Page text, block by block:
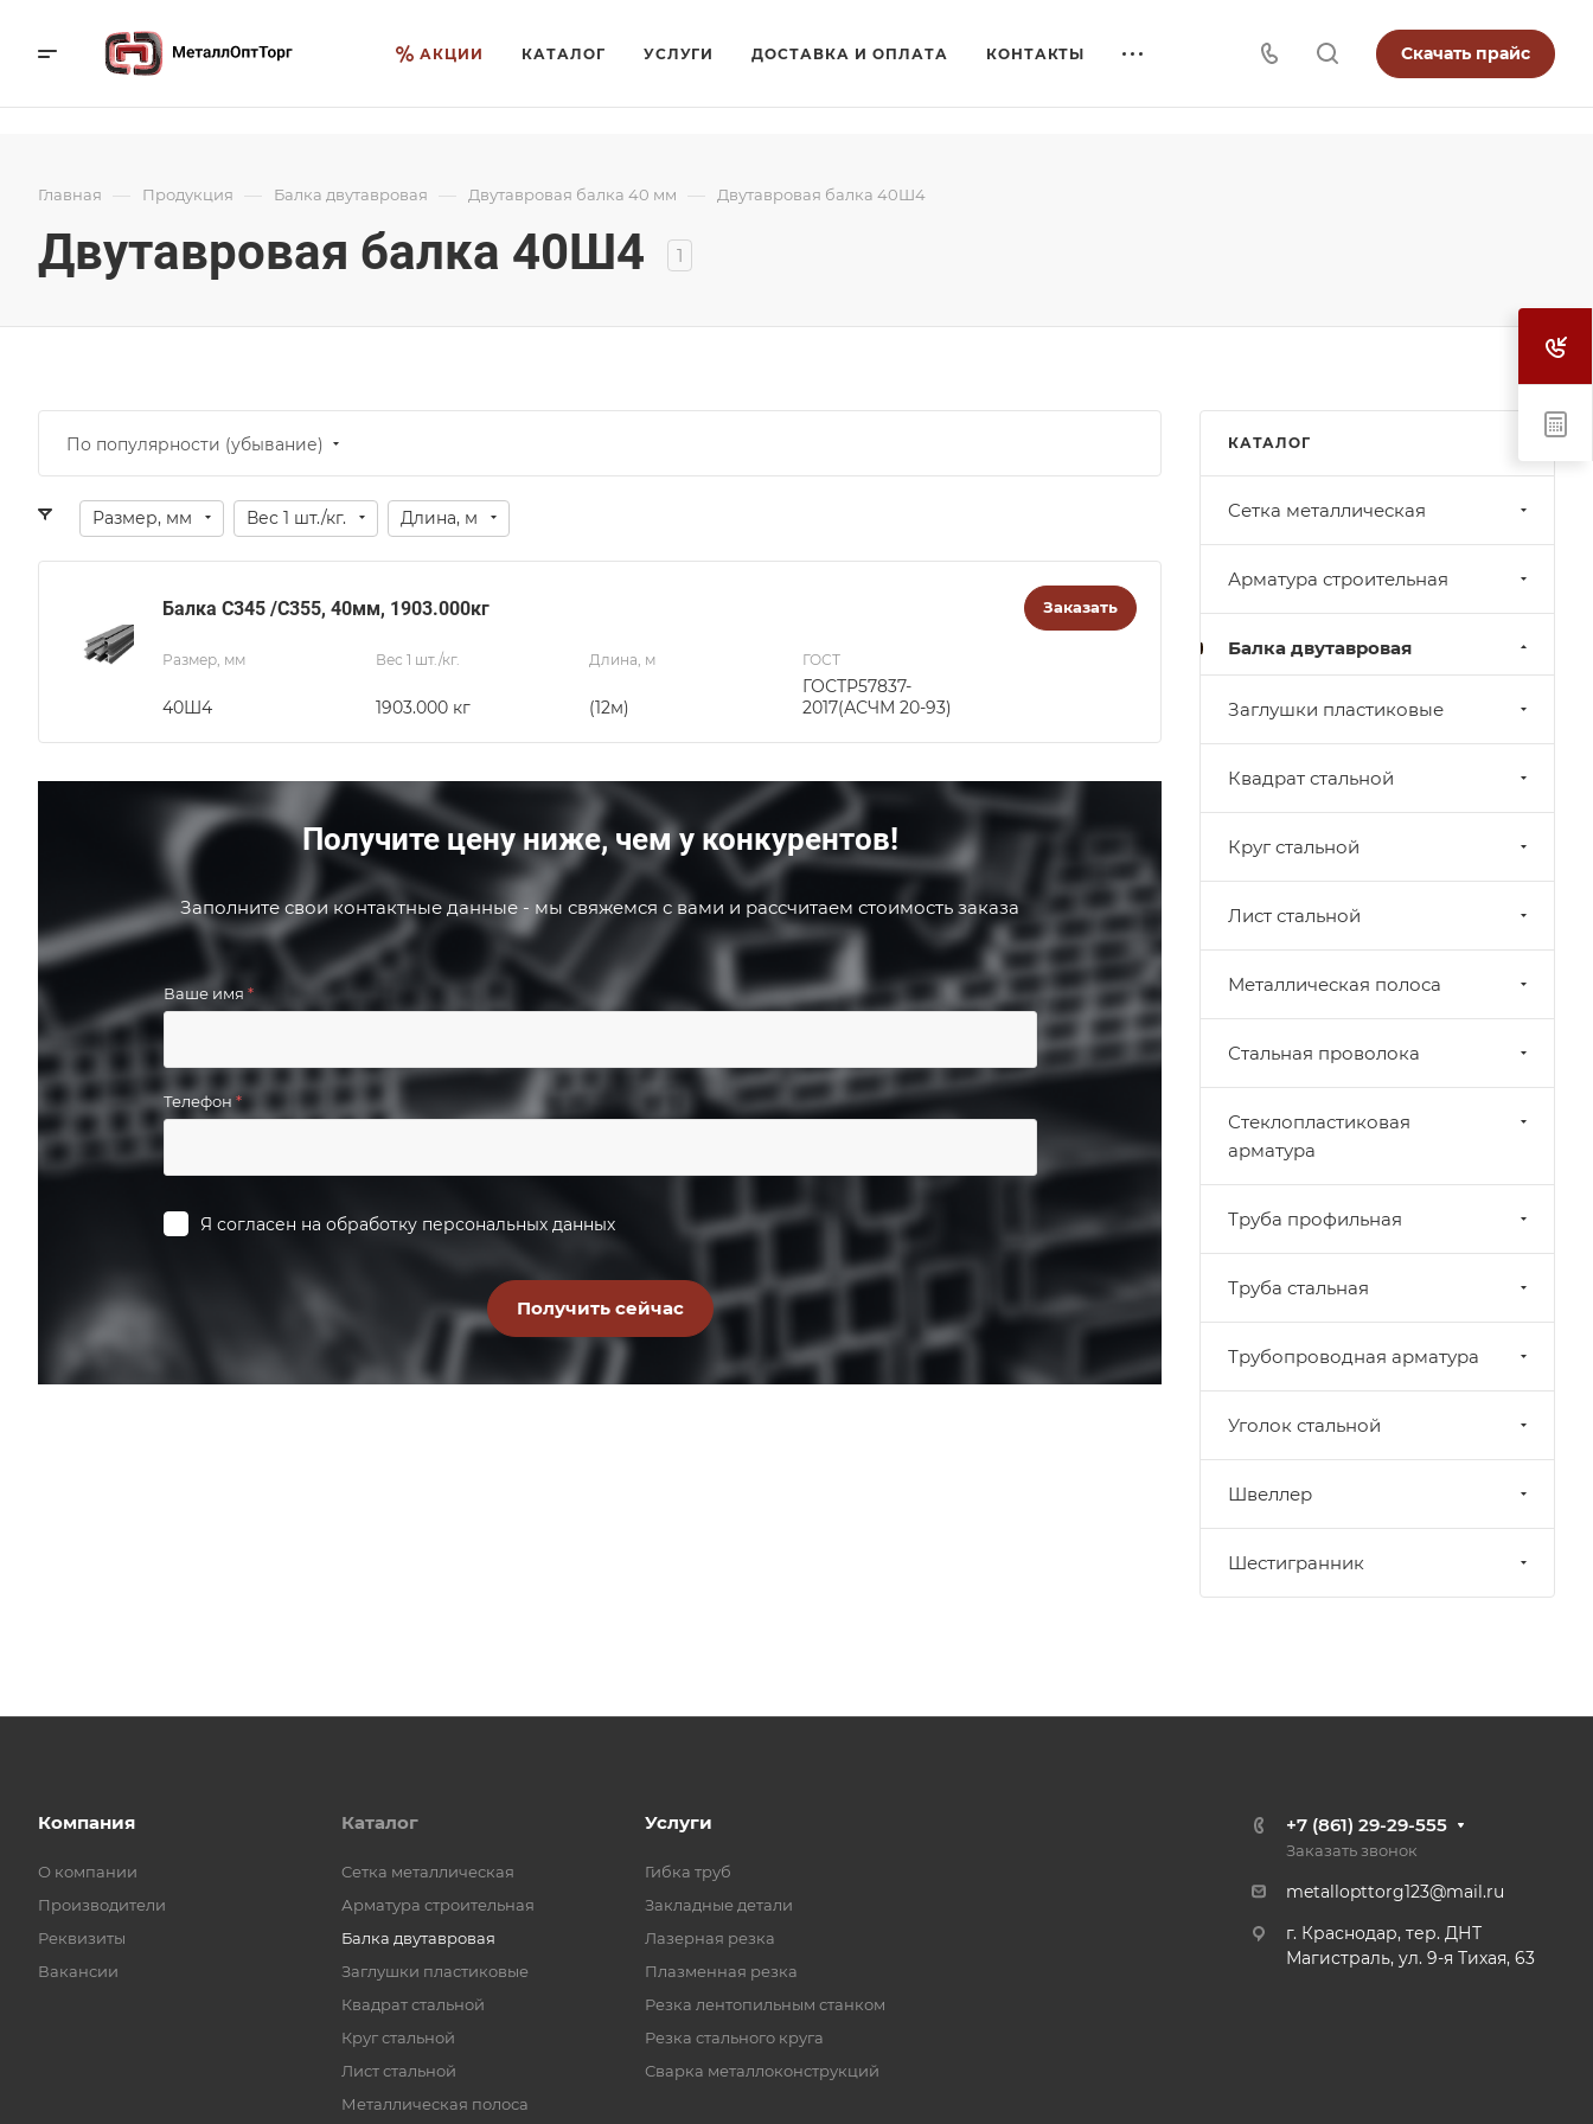
АКЦИИ КАТАЛОГ УСЛУГИ ДОСТАВКА И ОПЛАТА КОНТАКТЫ Скачать прайс
Главная — Продукция — Балка двутавровая — Двутавровая балка 40 мм — Двутавровая балка 40Ш4
Двутавровая балка 40Ш4 1
По популярности (убывание)
Размер, мм Вес 1 шт./кг. Длина, м
Балка С345 /С355, 40мм, 1903.000кг Заказать
Размер, мм
40Ш4
Вес 1 шт./кг.
1903.000 кг
Длина, м
(12м)
ГОСТ
ГОСТР57837-
2017(АСЧМ 20-93)
Получите цену ниже, чем у конкурентов!
Заполните свои контактные данные - мы свяжемся с вами и рассчитаем стоимость заказа
Ваше имя *
Телефон *
Я согласен на обработку персональных данных
КАТАЛОГ
Cетка металлическая
Арматура строительная
Балка двутавровая
Заглушки пластиковые
Квадрат стальной
Круг стальной
Лист стальной
Металлическая полоса
Стальная проволока
Стеклопластиковая
арматура
Труба профильная
Труба стальная
Трубопроводная арматура
Уголок стальной
Швеллер
Шестигранник
Компания
О компании
Производители
Реквизиты
Вакансии
Каталог
Cетка металлическая
Арматура строительная
Балка двутавровая
Заглушки пластиковые
Квадрат стальной
Круг стальной
Лист стальной
Металлическая полоса
Услуги
Гибка труб
Закладные детали
Лазерная резка
Плазменная резка
Резка лентопильным станком
Резка стального круга
Сварка металлоконструкций
+7 (861) 29-29-555
Заказать звонок
metallopttorg123@mail.ru
г. Краснодар, тер. ДНТ
Магистраль, ул. 9-я Тихая, 63